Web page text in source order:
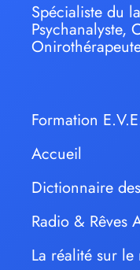
Spécialiste du
Psychanalyste,
Formation
Accueil
Dictionnaire
Radio & Rêves
La réalité sur le